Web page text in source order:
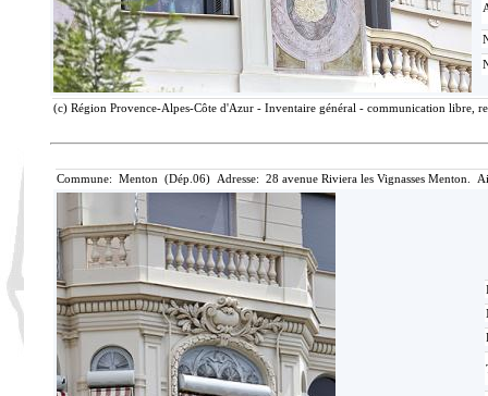
(c) Région Provence-Alpes-Côte d'Azur - Inventaire général - communication libre,
Commune: Menton (Dép.06) Adresse: 28 avenue Riviera les Vignasses Menton.